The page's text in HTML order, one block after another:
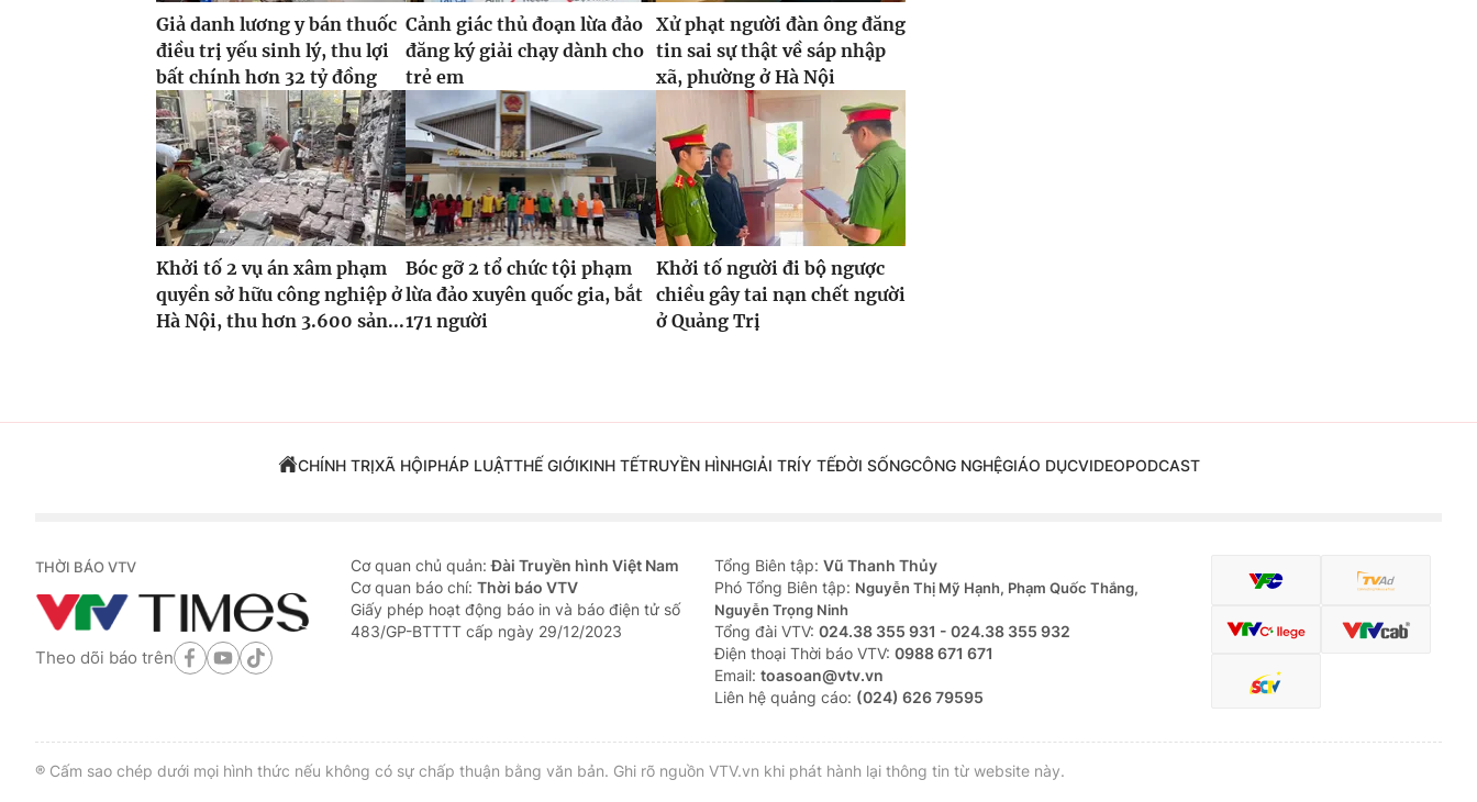
Giả danh lương y bán thuốc
điều trị yếu sinh lý, thu lợi
bất chính hơn 32 tỷ đồng
Cảnh giác thủ đoạn lừa đảo
đăng ký giải chạy dành cho
trẻ em
Xử phạt người đàn ông đăng
tin sai sự thật về sáp nhập
xã, phường ở Hà Nội
Khởi tố 2 vụ án xâm phạm
quyền sở hữu công nghiệp ở
Hà Nội, thu hơn 3.600 sản...
Bóc gỡ 2 tổ chức tội phạm
lừa đảo xuyên quốc gia, bắt
171 người
Khởi tố người đi bộ ngược
chiều gây tai nạn chết người
ở Quảng Trị
CHÍNH TRỊXÃ HỘIPHÁP LUẬTTHẾ GIỚIKINH TẾTRUYỀN HÌNHGIẢI TRÍY TẾĐỜI SỐNGCÔNG NGHỆGIÁO DỤCVIDEOPODCAST
THỜI BÁO VTV
Theo dõi báo trên
Cơ quan chủ quản:Đài Truyền hình Việt Nam
Cơ quan báo chí: Thời báo VTV
Giấy phép hoạt động báo in và báo điện tử số
483/GP-BTTTT cấp ngày 29/12/2023
Tổng Biên tập: Vũ Thanh Thủy
Phó Tổng Biên tập: Nguyễn Thị Mỹ Hạnh, Phạm Quốc Thắng,
Nguyễn Trọng Ninh
Tổng đài VTV: 024.38 355 931 - 024.38 355 932
Ðiện thoại Thời báo VTV: 0988 671 671
Email: toasoan@vtv.vn
Liên hệ quảng cáo: (024) 626 79595
® Cấm sao chép dưới mọi hình thức nếu không có sự chấp thuận bằng văn bản. Ghi rõ nguồn VTV.vn khi phát hành lại thông tin từ website này.